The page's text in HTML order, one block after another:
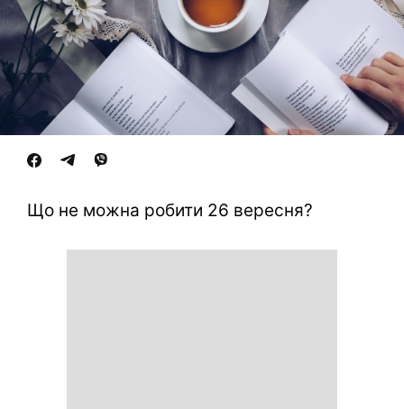
Що не можна робити 26 вересня?